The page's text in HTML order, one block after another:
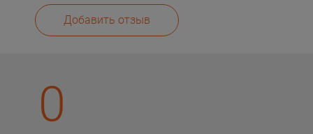
Добавить отзыв
0